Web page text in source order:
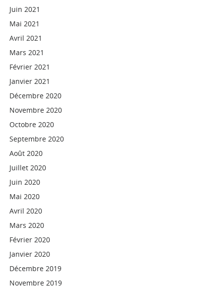
Juin 2021
Mai 2021
Avril 2021
Mars 2021
Février 2021
Janvier 2021
Décembre 2020
Novembre 2020
Octobre 2020
Septembre 2020
Août 2020
Juillet 2020
Juin 2020
Mai 2020
Avril 2020
Mars 2020
Février 2020
Janvier 2020
Décembre 2019
Novembre 2019